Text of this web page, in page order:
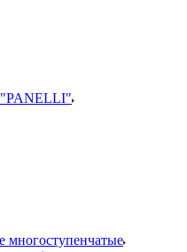
многоступенчатые